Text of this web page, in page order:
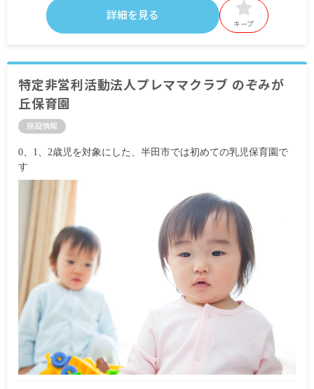
詳細を見る
キープ
特定非営利活動法人プレママクラブ のぞみが
丘保育園
施設情報
0、1、2歳児を対象にした、半田市では初めての乳児保育園で
す